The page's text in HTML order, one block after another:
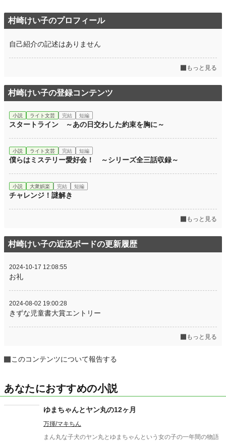
村崎けい子のプロフィール
自己紹介の記述はありません
もっと見る
村崎けい子の登録コンテンツ
小説 ライト文芸 完結 短編
スタートライン ～あの日交わした約束を胸に～
小説 ライト文芸 完結 短編
僕らはミステリー愛好会！ ～シリーズ全三話収録～
小説 大衆娯楽 完結 短編
チャレンジ！謎解き
もっと見る
村崎けい子の近況ボードの更新履歴
2024-10-17 12:08:55
お礼
2024-08-02 19:00:28
きずな児童書大賞エントリー
もっと見る
このコンテンツについて報告する
あなたにおすすめの小説
ゆまちゃんとヤン丸の12ヶ月
万揮/マキちん
まん丸な子犬のヤン丸とゆまちゃんという女の子の一年間の物語